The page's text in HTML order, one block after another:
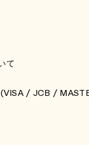
て
(VISA / JCB /